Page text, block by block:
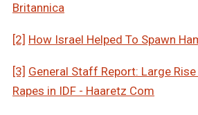
Britannica
[2] How Israel Helped To Spawn
[3] General Staff Report: Large
Rapes in IDF - Haaretz Com